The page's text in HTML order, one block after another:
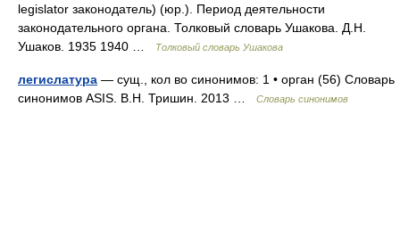
legislator законодатель) (юр.). Период деятельности
законодательного органа. Толковый словарь Ушакова. Д.Н.
Ушаков. 1935 1940 …
Толковый словарь Ушакова
легислатура — сущ., кол во синонимов: 1 • орган (56) Словарь
синонимов ASIS. В.Н. Тришин. 2013 …
Словарь синонимов